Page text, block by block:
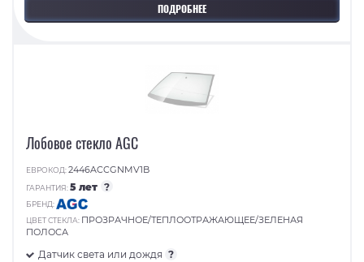
ПОДРОБНЕЕ
Лобовое стекло AGC
ЕВРОКОД:2446ACCGNMV1B
ГАРАНТИЯ:5 лет ?
БРЕНД:
ЦВЕТ СТЕКЛА: ПРОЗРАЧНОЕ/ТЕПЛООТРАЖАЮЩЕЕ/ЗЕЛЕНАЯ
ПОЛОСА
Датчик света или дождя ?